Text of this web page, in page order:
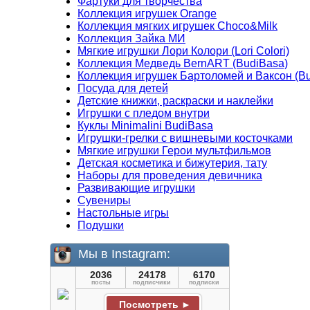
Коллекция игрушек Orange
Коллекция мягких игрушек Choco&Milk
Коллекция Зайка МИ
Мягкие игрушки Лори Колори (Lori Colori)
Коллекция Медведь BernART (BudiBasa)
Коллекция игрушек Бартоломей и Ваксон
Посуда для детей
Детские книжки, раскраски и наклейки
Игрушки с пледом внутри
Куклы Minimalini BudiBasa
Игрушки-грелки с вишневыми косточками
Мягкие игрушки Герои мультфильмов
Детская косметика и бижутерия, тату
Наборы для проведения девичника
Развивающие игрушки
Сувениры
Настольные игры
Подушки